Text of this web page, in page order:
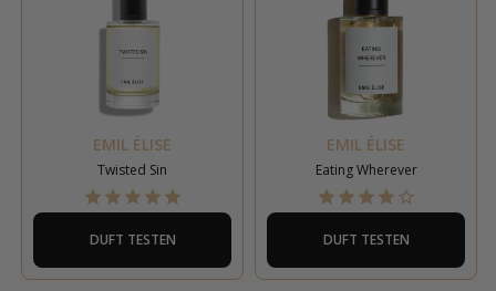
EMIL ÉLISE
Twisted Sin
DUFT TESTEN
EMIL ÉLISE
Eating Wherever
DUFT TESTEN